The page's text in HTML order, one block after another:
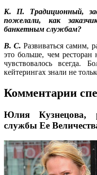
К. П. Традиционный,
пожелали, как
банкетным службам?
В. С. Развиваться самим,
это больше, чем ресторан
чувствовалось всегда.
кейтерингах знали не
Комментарии
Юлия Кузнецова,
службы Ее